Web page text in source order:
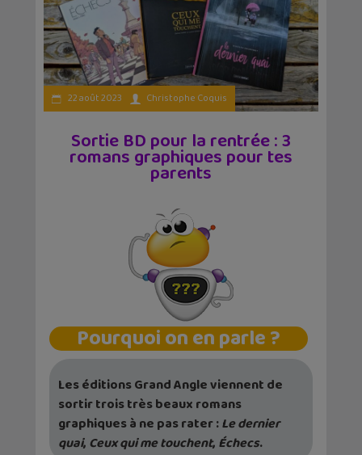
22 août 2023 Christophe Coquis
Sortie BD pour la rentrée : 3
romans graphiques pour tes
parents
Pourquoi on en parle ?
Les éditions Grand Angle viennent de
sortir trois très beaux romans
graphiques à ne pas rater :Le dernier
quai, Ceux qui me touchent, Échecs.